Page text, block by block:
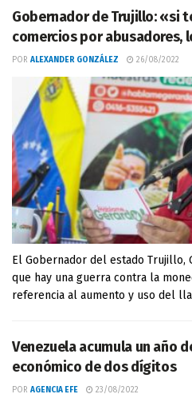
Gobernador de Trujillo: «si
comercios por abusadores,
POR ALEXANDER GONZÁLEZ 26/08/2022
El Gobernador del estado Trujillo,
que hay una guerra contra la
referencia al aumento y uso del
Venezuela acumula un año
económico de dos dígitos
POR AGENCIA EFE 23/08/2022